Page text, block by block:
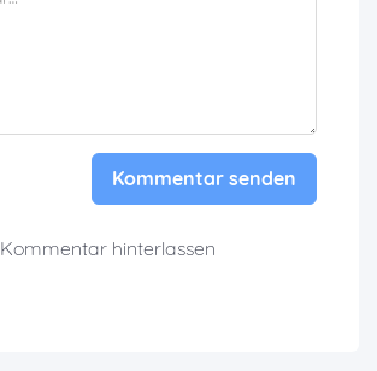
Kommentar senden
Kommentar hinterlassen